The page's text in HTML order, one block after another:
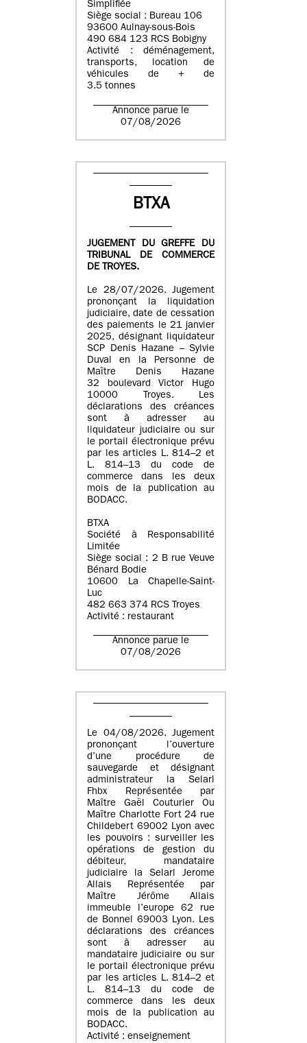
Simplifiée
Siège social : Bureau 106
93600 Aulnay-sous-Bois
490 684 123 RCS Bobigny
Activité : déménagement,
transports, location de
véhicules de + de
3.5 tonnes
Annonce parue le
07/08/2026
BTXA
JUGEMENT DU GREFFE DU
TRIBUNAL DE COMMERCE
DE TROYES.
Le 28/07/2026. Jugement
prononçant la liquidation
judiciaire, date de cessation
des paiements le 21 janvier
2025, désignant liquidateur
SCP Denis Hazane – Sylvie
Duval en la Personne de
Maître Denis Hazane
32 boulevard Victor Hugo
10000 Troyes. Les
déclarations des créances
sont à adresser au
liquidateur judiciaire ou sur
le portail électronique prévu
par les articles L. 814–2 et
L. 814–13 du code de
commerce dans les deux
mois de la publication au
BODACC.
BTXA
Société à Responsabilité
Limitée
Siège social : 2 B rue Veuve
Bénard Bodie
10600 La Chapelle-Saint-
Luc
482 663 374 RCS Troyes
Activité : restaurant
Annonce parue le
07/08/2026
Le 04/08/2026. Jugement
prononçant l’ouverture
d’une procédure de
sauvegarde et désignant
administrateur la Selarl
Fhbx Représentée par
Maître Gaël Couturier Ou
Maître Charlotte Fort 24 rue
Childebert 69002 Lyon avec
les pouvoirs : surveiller les
opérations de gestion du
débiteur, mandataire
judiciaire la Selarl Jerome
Allais Représentée par
Maître Jérôme Allais
immeuble l’europe 62 rue
de Bonnel 69003 Lyon. Les
déclarations des créances
sont à adresser au
mandataire judiciaire ou sur
le portail électronique prévu
par les articles L. 814–2 et
L. 814–13 du code de
commerce dans les deux
mois de la publication au
BODACC.
Activité : enseignement